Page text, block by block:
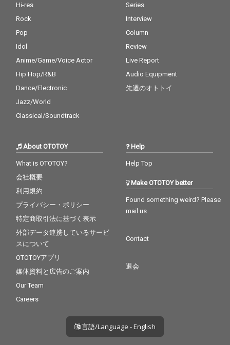
Hi-res
Rock
Pop
Idol
Anime/Game/Voice Actor
Hip Hop/R&B
Dance/Electronic
Jazz/World
Classical/Soundtrack
Series
Interview
Column
Review
Live Report
Audio Equipment
先週のオトトイ
About OTOTOY
What is OTOTOY?
会社概要
利用規約
プライバシー・ポリシー
特定商取引法に基づく表示
外部データ連携しているサービ
スについて
OTOTOYアプリ
媒体資料と広告のご案内
Our Team
Careers
Help
Help Top
Make OTOTOY better
Found something weird? Please
mail us
Contact
退会
言語/Language - English